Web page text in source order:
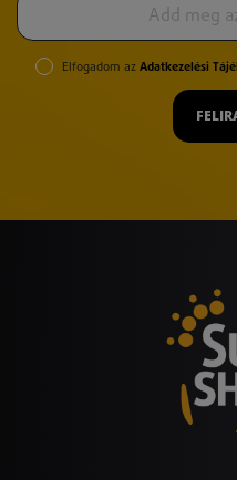
Elfogadom az Adatkezelési